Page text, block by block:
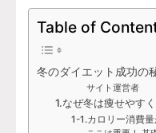
Table of
冬のダイエット成功の
サイト運営者
1.なぜ冬は痩せやす
1-1.カロリー消費